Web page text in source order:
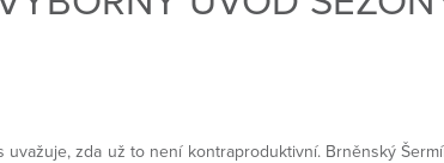
zda už to není kontraproduktivní. Brněnský